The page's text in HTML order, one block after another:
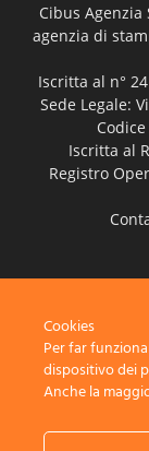
Cibus
agenzia di
Iscritta al n°
Sede Legale:
Iscritta al
Registro
Cookies
Per far
dispositivo dei
Anche la